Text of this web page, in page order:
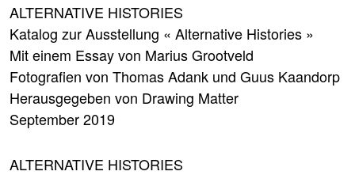
ALTERNATIVE HISTORIES
Katalog zur Ausstellung « Alternative Histories »
Mit einem Essay von Marius Grootveld
Fotografien von Thomas Adank und Guus Kaandorp
Herausgegeben von Drawing Matter
September 2019
ALTERNATIVE HISTORIES